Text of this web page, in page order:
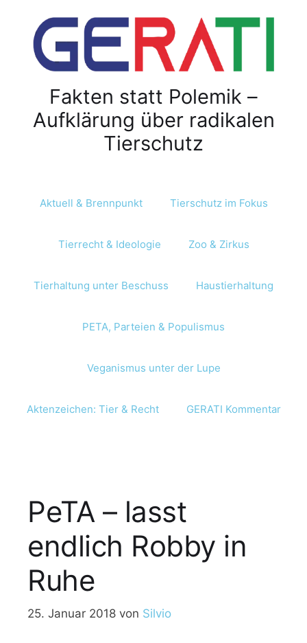
Fakten statt Polemik –
Aufklärung über radikalen
Tierschutz
Aktuell & Brennpunkt Tierschutz im Fokus
Tierrecht & Ideologie Zoo & Zirkus
Tierhaltung unter Beschuss Haustierhaltung
PETA, Parteien & Populismus
Veganismus unter der Lupe
Aktenzeichen: Tier & Recht GERATI Kommentar
PeTA – lasst
endlich Robby in
Ruhe
25. Januar 2018 von Silvio